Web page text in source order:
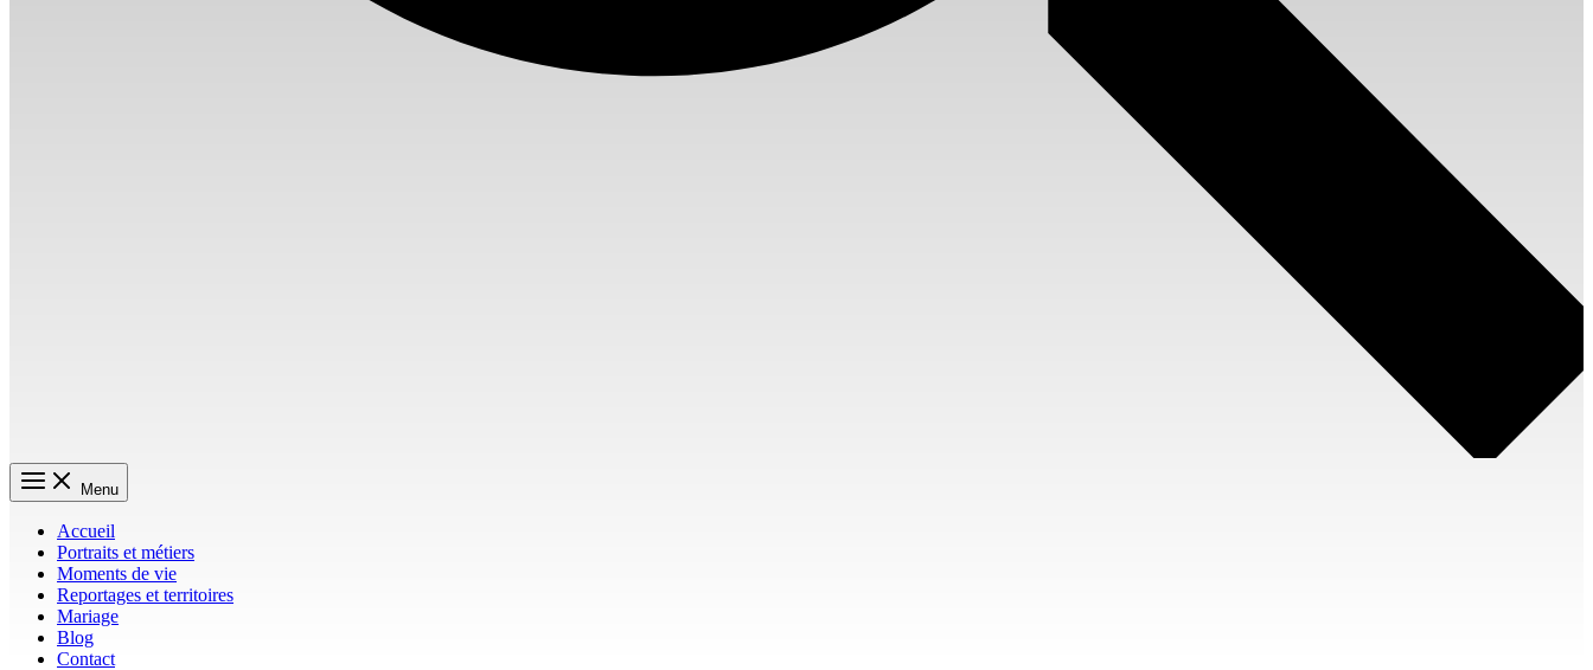
Menu
Accueil
Portraits et métiers
Moments de vie
Reportages et territoires
Mariage
Blog
Contact